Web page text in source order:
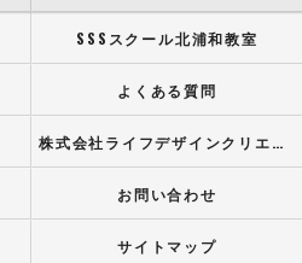
SSSスクール北浦和教室
よくある質問
株式会社ライフデザインクリエイト
お問い合わせ
サイトマップ